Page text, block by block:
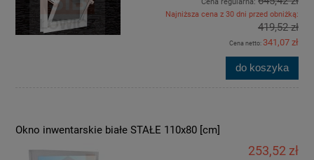
Najniższa cena z 30 dni przed obniżką:
419,52 zł
Cena netto: 341,07 zł
do koszyka
Okno inwentarskie białe STAŁE 110x80 [cm]
253,52 zł